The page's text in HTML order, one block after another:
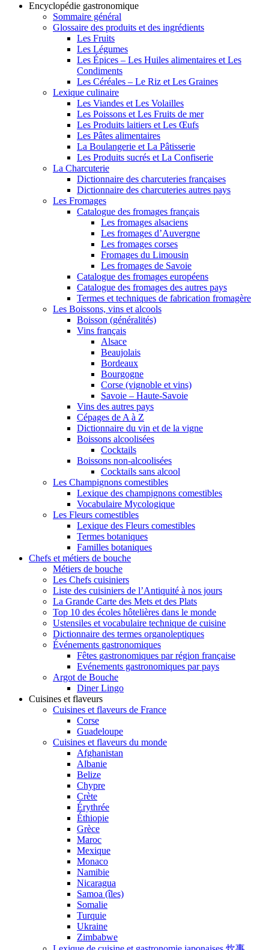
Encyclopédie gastronomique
Sommaire général
Glossaire des produits et des ingrédients
Les Fruits
Les Légumes
Les Épices – Les Huiles alimentaires et Les
Condiments
Les Céréales – Le Riz et Les Graines
Lexique culinaire
Les Viandes et Les Volailles
Les Poissons et Les Fruits de mer
Les Produits laitiers et Les Œufs
Les Pâtes alimentaires
La Boulangerie et La Pâtisserie
Les Produits sucrés et La Confiserie
La Charcuterie
Dictionnaire des charcuteries françaises
Dictionnaire des charcuteries autres pays
Les Fromages
Catalogue des fromages français
Les fromages alsaciens
Les fromages d’Auvergne
Les fromages corses
Fromages du Limousin
Les fromages de Savoie
Catalogue des fromages européens
Catalogue des fromages des autres pays
Termes et techniques de fabrication fromagère
Les Boissons, vins et alcools
Boisson (généralités)
Vins français
Alsace
Beaujolais
Bordeaux
Bourgogne
Corse (vignoble et vins)
Savoie – Haute-Savoie
Vins des autres pays
Cépages de A à Z
Dictionnaire du vin et de la vigne
Boissons alcoolisées
Cocktails
Boissons non-alcoolisées
Cocktails sans alcool
Les Champignons comestibles
Lexique des champignons comestibles
Vocabulaire Mycologique
Les Fleurs comestibles
Lexique des Fleurs comestibles
Termes botaniques
Familles botaniques
Chefs et métiers de bouche
Métiers de bouche
Les Chefs cuisiniers
Liste des cuisiniers de l’Antiquité à nos jours
La Grande Carte des Mets et des Plats
Top 10 des écoles hôtelières dans le monde
Ustensiles et vocabulaire technique de cuisine
Dictionnaire des termes organoleptiques
Événements gastronomiques
Fêtes gastronomiques par région française
Evénements gastronomiques par pays
Argot de Bouche
Diner Lingo
Cuisines et flaveurs
Cuisines et flaveurs de France
Corse
Guadeloupe
Cuisines et flaveurs du monde
Afghanistan
Albanie
Belize
Chypre
Crète
Érythrée
Éthiopie
Grèce
Maroc
Mexique
Monaco
Namibie
Nicaragua
Samoa (îles)
Somalie
Turquie
Ukraine
Zimbabwe